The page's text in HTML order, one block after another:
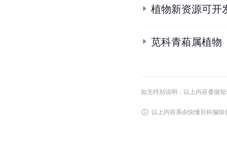
植物新资源可开
苋科青葙属植物
如无特别说明，以上内容遵循
以上内容系由快懂百科编